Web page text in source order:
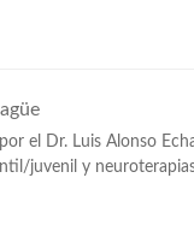
el Dr. Luis Alonso
juvenil y